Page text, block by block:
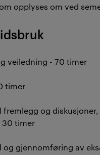
opplyses om ved
veiledning - 70 timer
timer
fremlegg og
30 timer
og gjennomføring av